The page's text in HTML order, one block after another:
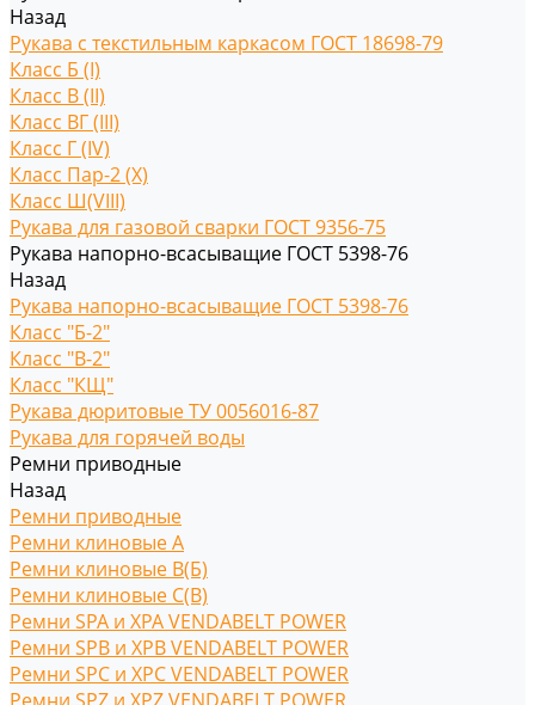
Назад
Рукава с текстильным каркасом ГОСТ 18698-79
Класс Б (I)
Класс В (II)
Класс ВГ (III)
Класс Г (IV)
Класс Пар-2 (X)
Класс Ш(VIII)
Рукава для газовой сварки ГОСТ 9356-75
Рукава напорно-всасыващие ГОСТ 5398-76
Назад
Рукава напорно-всасыващие ГОСТ 5398-76
Класс "Б-2"
Класс "В-2"
Класс "КЩ"
Рукава дюритовые ТУ 0056016-87
Рукава для горячей воды
Ремни приводные
Назад
Ремни приводные
Ремни клиновые A
Ремни клиновые В(Б)
Ремни клиновые С(B)
Ремни SPA и XPA VENDABELT POWER
Ремни SPB и XPB VENDABELT POWER
Ремни SPC и XPC VENDABELT POWER